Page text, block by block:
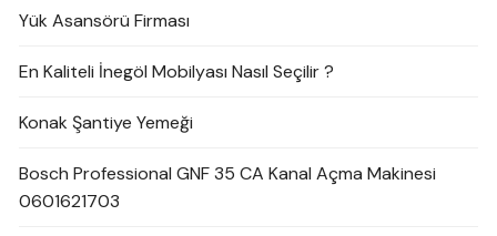
Yük Asansörü Firması
En Kaliteli İnegöl Mobilyası Nasıl Seçilir ?
Konak Şantiye Yemeği
Bosch Professional GNF 35 CA Kanal Açma Makinesi
0601621703